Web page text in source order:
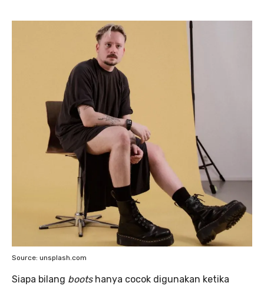
Source: unsplash.com
Siapa bilang bootshanya cocok digunakan ketika